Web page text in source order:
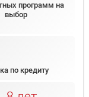
программ на
выбор
по кредиту